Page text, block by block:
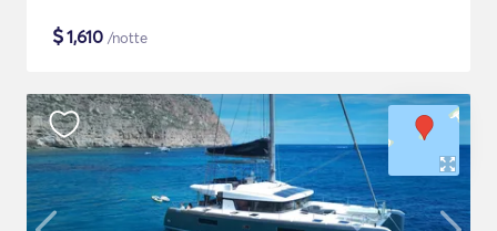
$1,610 /notte